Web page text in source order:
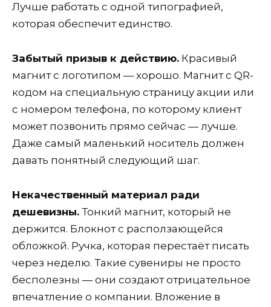
Лучше работать с одной типографией,
которая обеспечит единство.
Забытый призыв к действию. Красивый
магнит с логотипом — хорошо. Магнит с QR-
кодом на специальную страницу акции или
с номером телефона, по которому клиент
может позвонить прямо сейчас — лучше.
Даже самый маленький носитель должен
давать понятный следующий шаг.
Некачественный материал ради
дешевизны. Тонкий магнит, который не
держится. Блокнот с расползающейся
обложкой. Ручка, которая перестаёт писать
через неделю. Такие сувениры не просто
бесполезны — они создают отрицательное
впечатление о компании. Вложение в